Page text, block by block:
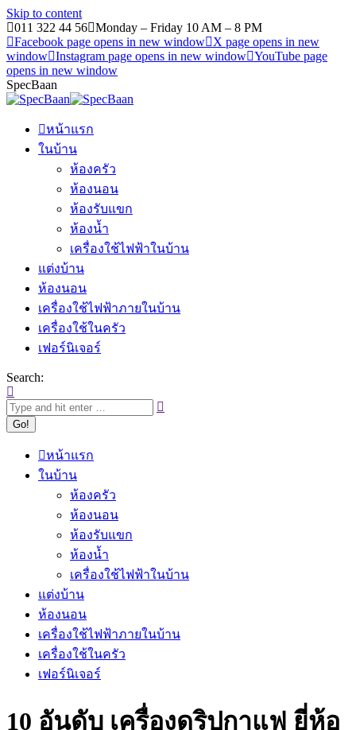
Skip to content
011 322 44 56 Monday – Friday 10 AM – 8 PM
Facebook page opens in new window
X page opens in new
window Instagram page opens in new window YouTube page
opens in new window
SpecBaan
หน้าแรก
ในบ้าน
ห้องครัว
ห้องนอน
ห้องรับแขก
ห้องน้ำ
เครื่องใช้ไฟฟ้าในบ้าน
แต่งบ้าน
ห้องนอน
เครื่องใช้ไฟฟ้าภายในบ้าน
เครื่องใช้ในครัว
เฟอร์นิเจอร์
Search:
หน้าแรก
ในบ้าน
ห้องครัว
ห้องนอน
ห้องรับแขก
ห้องน้ำ
เครื่องใช้ไฟฟ้าในบ้าน
แต่งบ้าน
ห้องนอน
เครื่องใช้ไฟฟ้าภายในบ้าน
เครื่องใช้ในครัว
เฟอร์นิเจอร์
10 อันดับ เครื่องดริปกาแฟ ยี่ห้อ